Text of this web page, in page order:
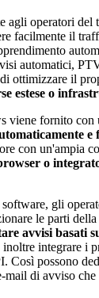
agli operatori del
facilmente il
automatici,
ottimizzare il
estese o
viene fornito con
con un'ampia
o
gli
le parti
avvisi basati
integrare i
Così possono
mail di avviso